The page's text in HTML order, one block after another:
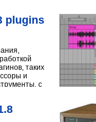
plugins
таких
и
с